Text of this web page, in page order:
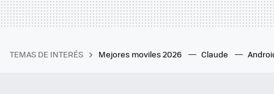
TEMAS DE INTERÉS Mejores moviles 2026 Claude